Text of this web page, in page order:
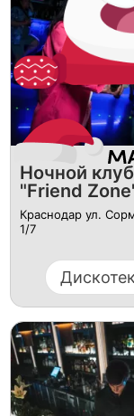
Ночной клуб
"Friend
Краснодар ул.
1/7